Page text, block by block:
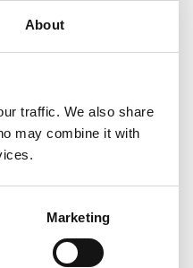
About
traffic. We also share
may combine it with
Marketing